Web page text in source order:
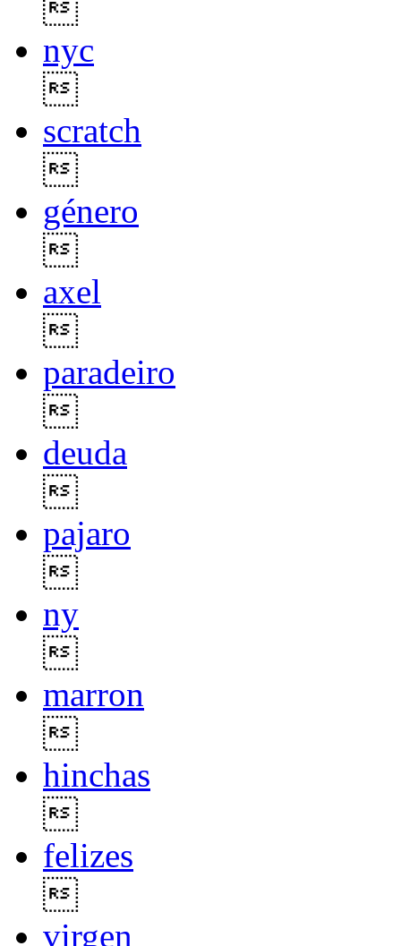
nyc
scratch
género
axel
paradeiro
deuda
pajaro
ny
marron
hinchas
felizes
virgen